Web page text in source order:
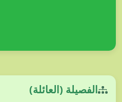
الفصيلة (العائلة)